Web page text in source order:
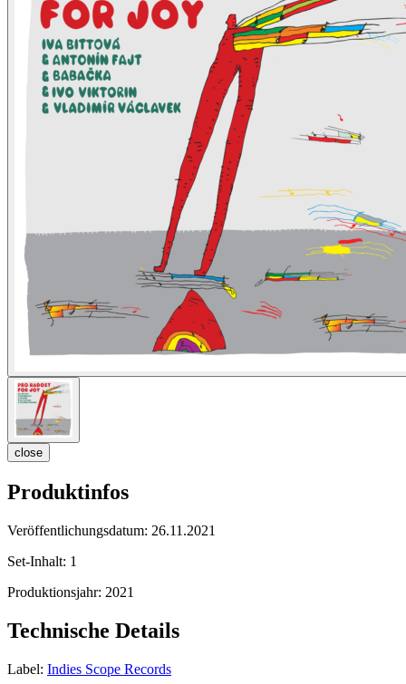
close
Produktinfos
Veröffentlichungsdatum: 26.11.2021
Set-Inhalt: 1
Produktionsjahr: 2021
Technische Details
Label: Indies Scope Records